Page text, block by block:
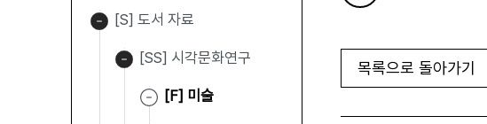
[S] 도서 자료
[SS] 시각문화연구
[F] 미술
목록으로 돌아가기